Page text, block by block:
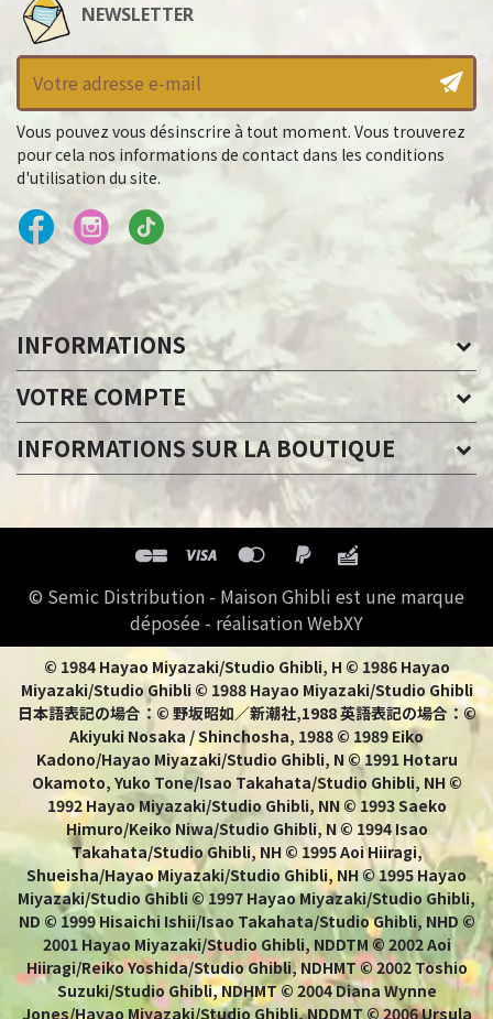
NEWSLETTER
Vous pouvez vous désinscrire à tout moment. Vous trouverez
pour cela nos informations de contact dans les conditions
d'utilisation du site.
INFORMATIONS
VOTRE COMPTE
INFORMATIONS SUR LA BOUTIQUE
© Semic Distribution - Maison Ghibli est une marque
déposée - réalisation WebXY
© 1984 Hayao Miyazaki/Studio Ghibli, H © 1986 Hayao
Miyazaki/Studio Ghibli © 1988 Hayao Miyazaki/Studio Ghibli
日本語表記の場合：© 野坂昭如／新潮社,1988 英語表記の場合：©
Akiyuki Nosaka / Shinchosha, 1988 © 1989 Eiko
Kadono/Hayao Miyazaki/Studio Ghibli, N © 1991 Hotaru
Okamoto, Yuko Tone/Isao Takahata/Studio Ghibli, NH ©
1992 Hayao Miyazaki/Studio Ghibli, NN © 1993 Saeko
Himuro/Keiko Niwa/Studio Ghibli, N © 1994 Isao
Takahata/Studio Ghibli, NH © 1995 Aoi Hiiragi,
Shueisha/Hayao Miyazaki/Studio Ghibli, NH © 1995 Hayao
Miyazaki/Studio Ghibli © 1997 Hayao Miyazaki/Studio Ghibli,
ND © 1999 Hisaichi Ishii/Isao Takahata/Studio Ghibli, NHD ©
2001 Hayao Miyazaki/Studio Ghibli, NDDTM © 2002 Aoi
Hiiragi/Reiko Yoshida/Studio Ghibli, NDHMT © 2002 Toshio
Suzuki/Studio Ghibli, NDHMT © 2004 Diana Wynne
Jones/Hayao Miyazaki/Studio Ghibli, NDDMT © 2006 Ursula